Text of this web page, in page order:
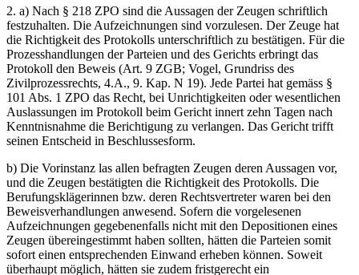
2. a) Nach § 218 ZPO sind die Aussagen der Zeugen schriftlich
festzuhalten. Die Aufzeichnungen sind vorzulesen. Der Zeuge hat
die Richtigkeit des Protokolls unterschriftlich zu bestätigen. Für die
Prozesshandlungen der Parteien und des Gerichts erbringt das
Protokoll den Beweis (Art. 9 ZGB; Vogel, Grundriss des
Zivilprozessrechts, 4.A., 9. Kap. N 19). Jede Partei hat gemäss §
101 Abs. 1 ZPO das Recht, bei Unrichtigkeiten oder wesentlichen
Auslassungen im Protokoll beim Gericht innert zehn Tagen nach
Kenntnisnahme die Berichtigung zu verlangen. Das Gericht trifft
seinen Entscheid in Beschlussesform.
b) Die Vorinstanz las allen befragten Zeugen deren Aussagen vor,
und die Zeugen bestätigten die Richtigkeit des Protokolls. Die
Berufungsklägerinnen bzw. deren Rechtsvertreter waren bei den
Beweisverhandlungen anwesend. Sofern die vorgelesenen
Aufzeichnungen gegebenenfalls nicht mit den Depositionen eines
Zeugen übereingestimmt haben sollten, hätten die Parteien somit
sofort einen entsprechenden Einwand erheben können. Soweit
überhaupt möglich, hätten sie zudem fristgerecht ein